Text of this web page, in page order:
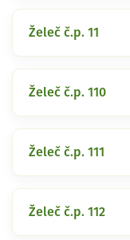
Želeč č.p. 11
Želeč č.p. 110
Želeč č.p. 111
Želeč č.p. 112